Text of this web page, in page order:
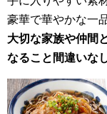
豪華で華やかな一
大切な家族や仲間
なること間違いな